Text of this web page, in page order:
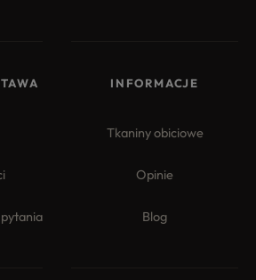
INFORMACJE
Tkaniny obiciowe
Opinie
Blog